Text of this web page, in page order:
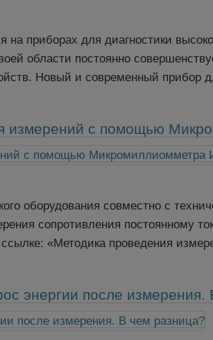
приборах для диагностики
области постоянно
Новый и современный прибор
измерений с помощью
оборудования совместно с
сопротивления постоянному
«Методика проведения
энергии после измерения.